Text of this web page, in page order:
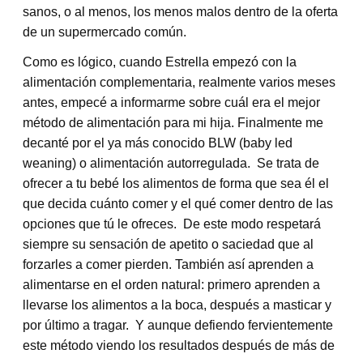
sanos, o al menos, los menos malos dentro de la oferta
de un supermercado común.
Como es lógico, cuando Estrella empezó con la
alimentación complementaria, realmente varios meses
antes, empecé a informarme sobre cuál era el mejor
método de alimentación para mi hija. Finalmente me
decanté por el ya más conocido BLW (baby led
weaning) o alimentación autorregulada. Se trata de
ofrecer a tu bebé los alimentos de forma que sea él el
que decida cuánto comer y el qué comer dentro de las
opciones que tú le ofreces. De este modo respetará
siempre su sensación de apetito o saciedad que al
forzarles a comer pierden. También así aprenden a
alimentarse en el orden natural: primero aprenden a
llevarse los alimentos a la boca, después a masticar y
por último a tragar. Y aunque defiendo fervientemente
este método viendo los resultados después de más de